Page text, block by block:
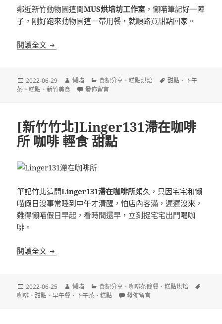
鄰近新竹動物園這間MUS烘培坊工作室 ，懶喵筆記好一陣
子，剛好跑來動物園這一帶用餐，就順路買甜點回家。
閱讀全文 [新竹]MUS烘培坊工作室 外帶午茶甜點 肉桂捲 蛋糕
發
佈
2022-06-29
作
者
懶喵
分
類
食記分享 、糕點烘焙
標
甜點 、下午
茶 、糕點 、新竹美食 在〈[新竹]MUS烘培坊工作室 外帶午茶甜點 肉桂捲
發佈留言
[新竹竹北]Linger131滯在咖啡
所 咖啡 輕食 甜點
筆記竹北這間Linger131滯在咖啡所頗久，只因宅宅和懶
喵假日沒事常睡到中午才清醒，怕店內客滿，遲遲沒來，
難得懶喵假日早起，看時間還早，立刻捉宅宅出門喝咖
啡。
閱讀全文 [新竹竹北]Linger131滯在咖啡所 咖啡 輕食 甜點
發
佈
2022-06-25
作
者
懶喵
分
類
食記分享 、 咖啡茶簡餐 、糕點烘焙
咖啡 、甜點 、早午餐 、下午茶 、糕點 在〈[新竹竹北]Linger131滯在咖啡
發佈留言